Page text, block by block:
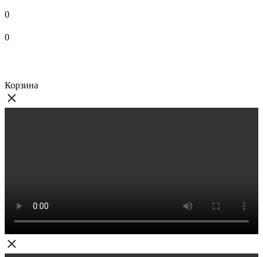
0
0
Корзина